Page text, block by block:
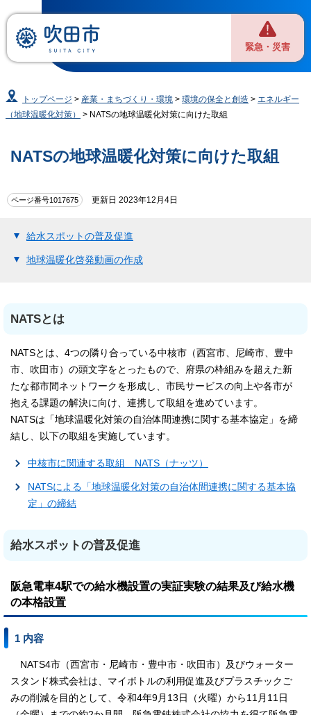
緊急・災害
トップページ > 産業・まちづくり・環境 >環境の保全と創造 >エネルギー
（地球温暖化対策）
> NATSの地球温暖化対策に向けた取組
NATSの地球温暖化対策に向けた取組
ページ番号1017675 更新日 2023年12月4日
給水スポットの普及促進
地球温暖化啓発動画の作成
NATSとは
NATSとは、4つの隣り合っている中核市（西宮市、尼崎市、豊中
市、吹田市）の頭文字をとったもので、府県の枠組みを超えた新
たな都市間ネットワークを形成し、市民サービスの向上や各市が
抱える課題の解決に向け、連携して取組を進めています。
NATSは「地球温暖化対策の自治体間連携に関する基本協定」を締
結し、以下の取組を実施しています。
中核市に関連する取組 NATS（ナッツ）
NATSによる「地球温暖化対策の自治体間連携に関する基本協
定」の締結
給水スポットの普及促進
阪急電車4駅での給水機設置の実証実験の結果及び給水機
の本格設置
1 内容
NATS4市（西宮市・尼崎市・豊中市・吹田市）及びウォーター
スタンド株式会社は、マイボトルの利用促進及びプラスチックご
みの削減を目的として、令和4年9月13日（火曜）から11月11日